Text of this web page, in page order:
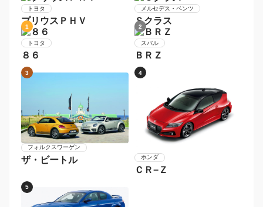
トヨタ
マークＸ
メルセデス・ベンツ
Ｃクラス
9
トヨタ
プリウスＰＨＶ
10
メルセデス・ベンツ
Ｓクラス
1 2